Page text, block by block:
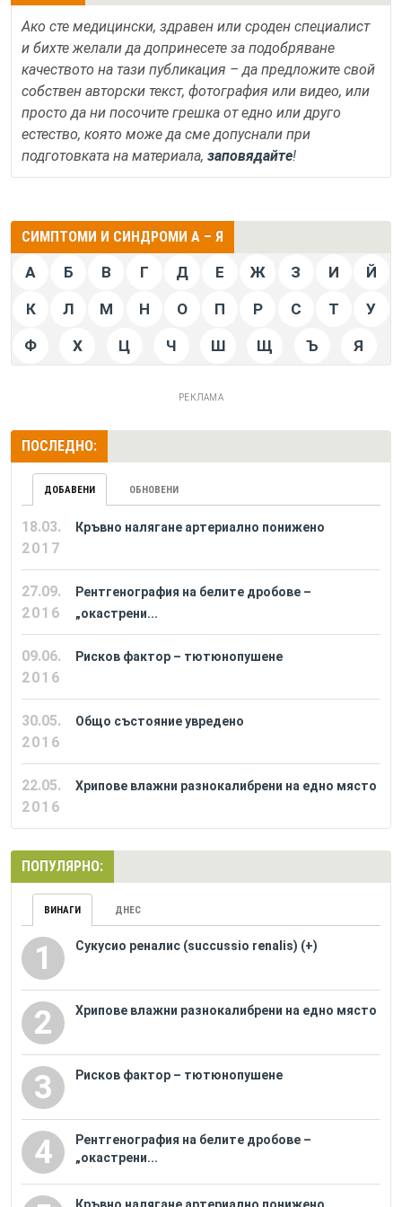
Ако сте медицински, здравен или сроден специалист
и бихте желали да допринесете за подобряване
качеството на тази публикация – да предложите свой
собствен авторски текст, фотография или видео, или
просто да ни посочите грешка от едно или друго
естество, която може да сме допуснали при
подготовката на материала, заповядайте!
СИМПТОМИ И СИНДРОМИ А – Я
А Б В Г Д Е Ж З И Й
К Л М Н О П Р С Т У
Ф Х Ц Ч Ш Щ Ъ Я
РЕКЛАМА
ПОСЛЕДНО:
ДОБАВЕНИ ОБНОВЕНИ
18.03.
2017
Кръвно налягане артериално понижено
27.09.
2016
Рентгенография на белите дробове –
„окастрени...
09.06.
2016
Рисков фактор – тютюнопушене
30.05.
2016
Общо състояние увредено
22.05.
2016
Хрипове влажни разнокалибрени на едно място
ПОПУЛЯРНО:
ВИНАГИ ДНЕС
1 Сукусио реналис (succussio renalis) (+)
2 Хрипове влажни разнокалибрени на едно място
3 Рисков фактор – тютюнопушене
4
Рентгенография на белите дробове –
„окастрени...